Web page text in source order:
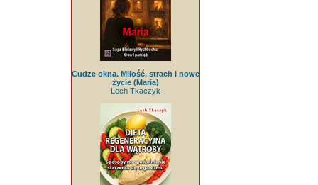
Cudze okna. Miłość, strach i nowe
życie (Maria)
Lech Tkaczyk